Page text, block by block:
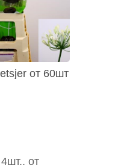
от 60шт
от